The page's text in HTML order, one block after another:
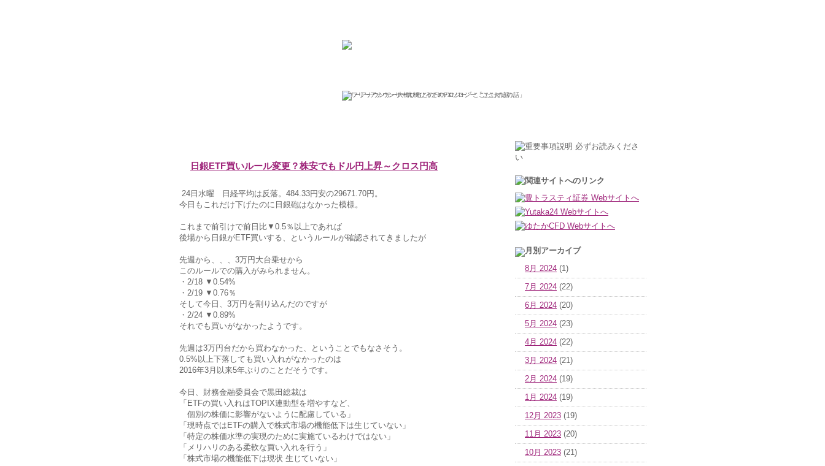
ひろこの“ボラタイル”な日々
フリーアナウンサー大橋ひろこのFXソロジー「ここだけの話」
日銀ETF買いルール変更？株安でもドル円上昇～クロス円高
24日水曜 日経平均は反落。484.33円安の29671.70円。
今日もこれだけ下げたのに日銀砲はなかった模様。
これまで前引けで前日比▼0.5％以上であれば
後場から日銀がETF買いする、というルールが確認されてきましたが
先週から、、、3万円大台乗せから
このルールでの購入がみられません。
・2/18 ▼0.54%
・2/19 ▼0.76％
そして今日、3万円を割り込んだのですが
・2/24 ▼0.89%
それでも買いがなかったようです。
先週は3万円台だから買わなかった、ということでもなさそう。
0.5%以上下落しても買い入れがなかったのは
2016年3月以来5年ぶりのことだそうです。
今日、財務金融委員会で黒田総裁は
「ETFの買い入れはTOPIX連動型を増やすなど、
個別の株価に影響がないように配慮している」
「現時点ではETFの購入で株式市場の機能低下は生じていない」
「特定の株価水準の実現のために実施ているわけではない」
「メリハリのある柔軟な買い入れを行う」
「株式市場の機能低下は現状 生じていない」
8月 2024 (1)
7月 2024 (22)
6月 2024 (20)
5月 2024 (23)
4月 2024 (22)
3月 2024 (21)
2月 2024 (19)
1月 2024 (19)
12月 2023 (19)
11月 2023 (20)
10月 2023 (21)